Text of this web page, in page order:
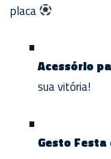
placa
Acessório
sua vitória!
Gesto